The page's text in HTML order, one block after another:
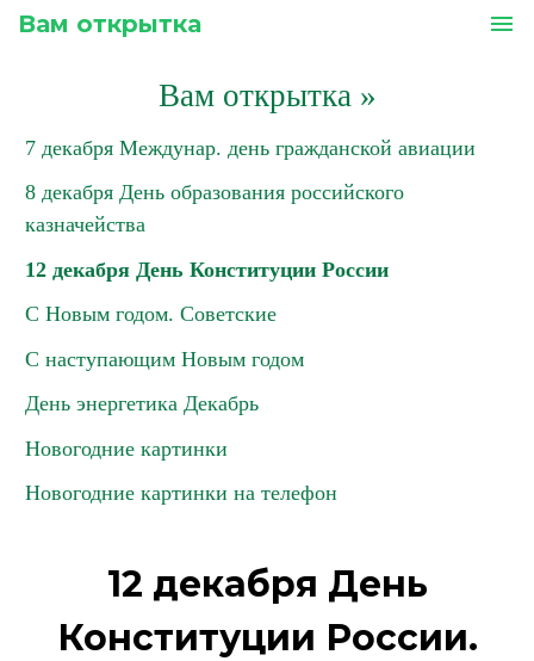
Вам открытка menu
Вам открытка»
7 декабря Междунар. день гражданской авиации
8 декабря День образования российского
казначейства
12 декабря День Конституции России
С Новым годом. Советские
С наступающим Новым годом
День энергетика Декабрь
Новогодние картинки
Новогодние картинки на телефон
12 декабря День
Конституции России.